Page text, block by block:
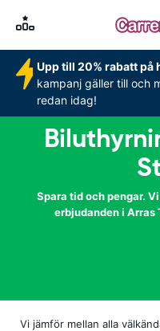
Upp till 20% rabatt på
kampanj gäller till och
redan idag!
Spara tid och pengar.
erbjudanden i Arras
Vi jämför mellan alla